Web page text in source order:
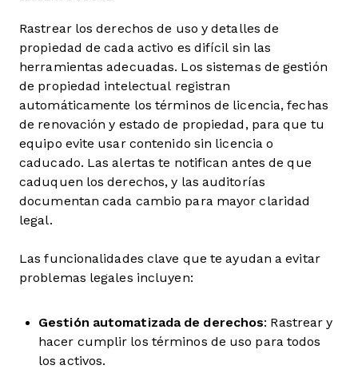
Rastrear los derechos de uso y detalles de
propiedad de cada activo es difícil sin las
herramientas adecuadas. Los sistemas de gestión
de propiedad intelectual registran
automáticamente los términos de licencia, fechas
de renovación y estado de propiedad, para que tu
equipo evite usar contenido sin licencia o
caducado. Las alertas te notifican antes de que
caduquen los derechos, y las auditorías
documentan cada cambio para mayor claridad
legal.
Las funcionalidades clave que te ayudan a evitar
problemas legales incluyen:
Gestión automatizada de derechos: Rastrear y
hacer cumplir los términos de uso para todos
los activos.